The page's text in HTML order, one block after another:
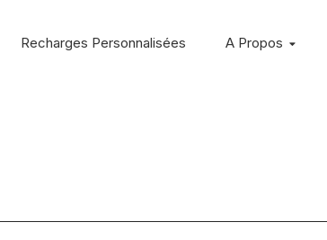
Recharges Personnalisées A Propos